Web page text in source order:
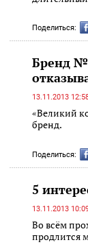
Поделиться:
Бренд
13.11.2013
«Великий
бренд.
Поделиться:
5
13.11.2013
Во всём
продлится